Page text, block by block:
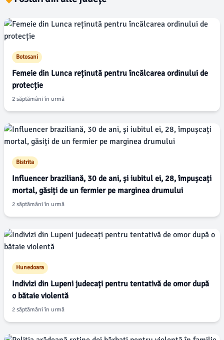
Botosani
Femeie din Lunca reținută pentru încălcarea ordinului de
protecție
2 săptămâni în urmă
Bistrita
Influencer braziliană, 30 de ani, și iubitul ei, 28, împușcați
mortal, găsiți de un fermier pe marginea drumului
2 săptămâni în urmă
Hunedoara
Indivizi din Lupeni judecați pentru tentativă de omor după
o bătaie violentă
2 săptămâni în urmă